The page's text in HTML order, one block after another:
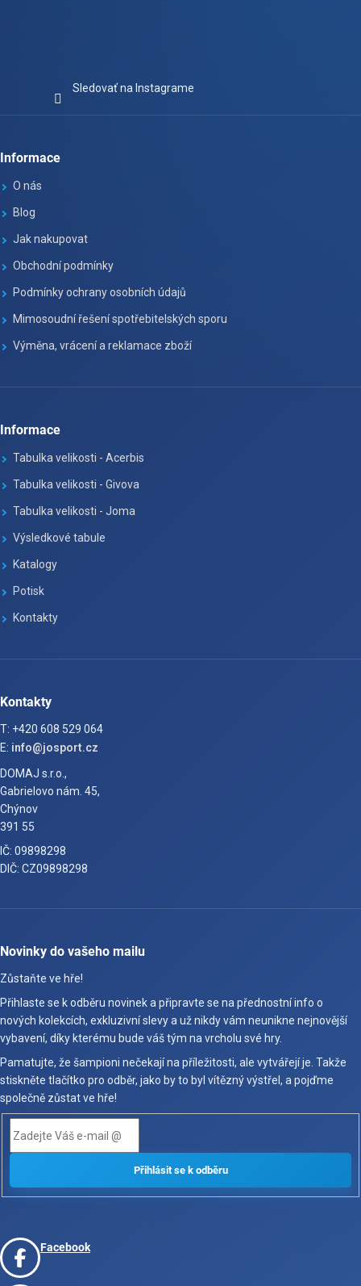
Sledovať na Instagrame
Informace
O nás
Blog
Jak nakupovat
Obchodní podmínky
Podmínky ochrany osobních údajů
Mimosoudní řešení spotřebitelských sporu
Výměna, vrácení a reklamace zboží
Informace
Tabulka velikosti - Acerbis
Tabulka velikosti - Givova
Tabulka velikosti - Joma
Výsledkové tabule
Katalogy
Potisk
Kontakty
Kontakty
T: +420 608 529 064
E: info@josport.cz
DOMAJ s.r.o.,
Gabrielovo nám. 45,
Chýnov
391 55
IČ: 09898298
DIČ: CZ09898298
Novinky do vašeho mailu
Zůstaňte ve hře!
Přihlaste se k odběru novinek a připravte se na přednostní info o
nových kolekcích, exkluzivní slevy a už nikdy vám neunikne nejnovější
vybavení, díky kterému bude váš tým na vrcholu své hry.
Pamatujte, že šampioni nečekají na příležitosti, ale vytvářejí je. Takže
stiskněte tlačítko pro odběr, jako by to byl vítězný výstřel, a pojďme
společně zůstat ve hře!
Facebook